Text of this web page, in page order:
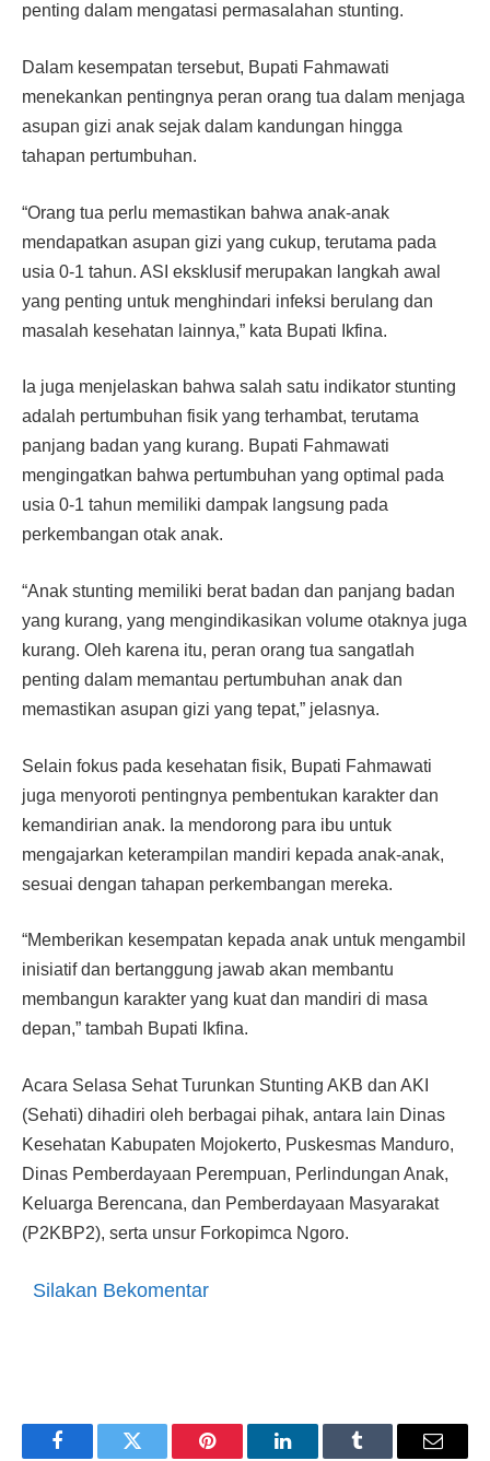
penting dalam mengatasi permasalahan stunting.
Dalam kesempatan tersebut, Bupati Fahmawati
menekankan pentingnya peran orang tua dalam menjaga
asupan gizi anak sejak dalam kandungan hingga
tahapan pertumbuhan.
“Orang tua perlu memastikan bahwa anak-anak
mendapatkan asupan gizi yang cukup, terutama pada
usia 0-1 tahun. ASI eksklusif merupakan langkah awal
yang penting untuk menghindari infeksi berulang dan
masalah kesehatan lainnya,” kata Bupati Ikfina.
Ia juga menjelaskan bahwa salah satu indikator stunting
adalah pertumbuhan fisik yang terhambat, terutama
panjang badan yang kurang. Bupati Fahmawati
mengingatkan bahwa pertumbuhan yang optimal pada
usia 0-1 tahun memiliki dampak langsung pada
perkembangan otak anak.
“Anak stunting memiliki berat badan dan panjang badan
yang kurang, yang mengindikasikan volume otaknya juga
kurang. Oleh karena itu, peran orang tua sangatlah
penting dalam memantau pertumbuhan anak dan
memastikan asupan gizi yang tepat,” jelasnya.
Selain fokus pada kesehatan fisik, Bupati Fahmawati
juga menyoroti pentingnya pembentukan karakter dan
kemandirian anak. Ia mendorong para ibu untuk
mengajarkan keterampilan mandiri kepada anak-anak,
sesuai dengan tahapan perkembangan mereka.
“Memberikan kesempatan kepada anak untuk mengambil
inisiatif dan bertanggung jawab akan membantu
membangun karakter yang kuat dan mandiri di masa
depan,” tambah Bupati Ikfina.
Acara Selasa Sehat Turunkan Stunting AKB dan AKI
(Sehati) dihadiri oleh berbagai pihak, antara lain Dinas
Kesehatan Kabupaten Mojokerto, Puskesmas Manduro,
Dinas Pemberdayaan Perempuan, Perlindungan Anak,
Keluarga Berencana, dan Pemberdayaan Masyarakat
(P2KBP2), serta unsur Forkopimca Ngoro.
Silakan Bekomentar